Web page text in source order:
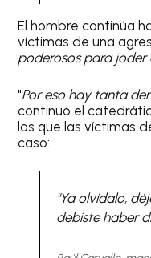
El hombre continúa
víctimas de una
poderosos para
"Por eso hay tanta
continuó el
los que las víctimas
caso:
"Ya olvídalo,
debiste haber